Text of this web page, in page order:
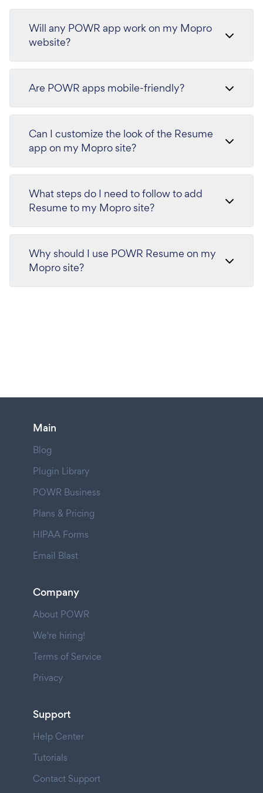
Will any POWR app work on my Mopro
website?
Are POWR apps mobile-friendly?
Can I customize the look of the Resume
app on my Mopro site?
What steps do I need to follow to add
Resume to my Mopro site?
Why should I use POWR Resume on my
Mopro site?
Main
Blog
Plugin Library
POWR Business
Plans & Pricing
HIPAA Forms
Email Blast
Company
About POWR
We're hiring!
Terms of Service
Privacy
Support
Help Center
Tutorials
Contact Support